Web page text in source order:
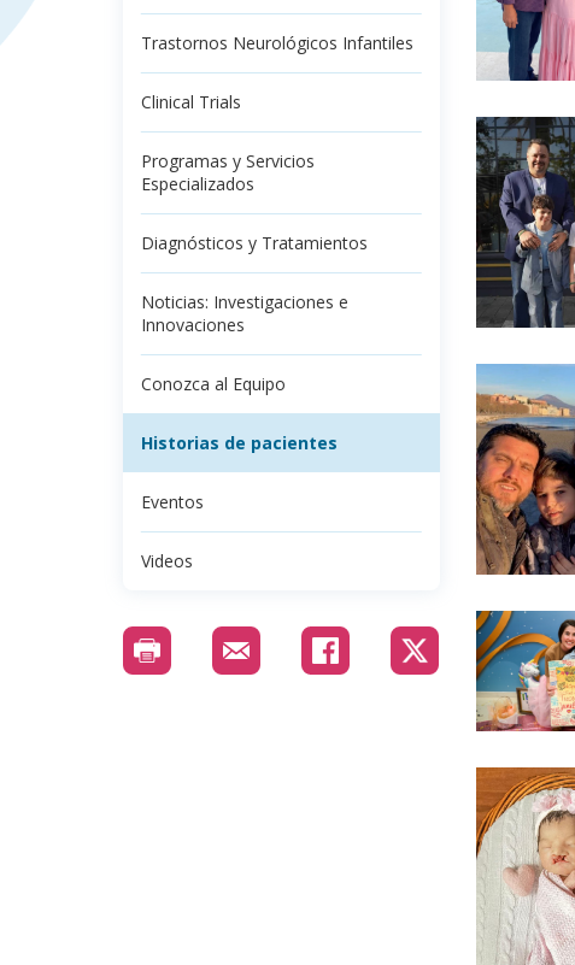
Trastornos Neurológicos Infantiles
Clinical Trials
Programas y Servicios
Especializados
Diagnósticos y Tratamientos
Noticias: Investigaciones e
Innovaciones
Conozca al Equipo
Historias de pacientes
Eventos
Videos